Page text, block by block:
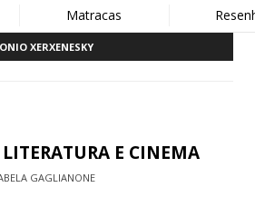
Matracas
XERXENESKY
E CINEMA
GAGLIANONE